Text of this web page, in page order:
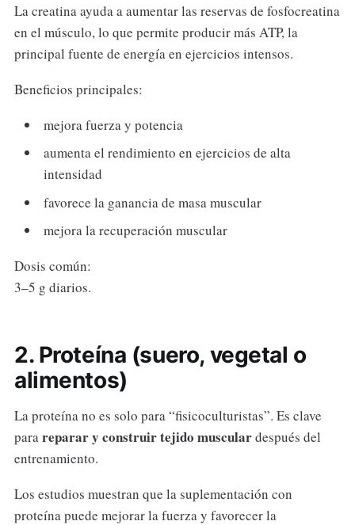
La creatina ayuda a aumentar las reservas de fosfocreatina
en el músculo, lo que permite producir más ATP, la
principal fuente de energía en ejercicios intensos.
Beneficios principales:
mejora fuerza y potencia
aumenta el rendimiento en ejercicios de alta
intensidad
favorece la ganancia de masa muscular
mejora la recuperación muscular
Dosis común:
3–5 g diarios.
2. Proteína (suero, vegetal o
alimentos)
La proteína no es solo para “fisicoculturistas”. Es clave
parareparar y construir tejido musculardespués del
entrenamiento.
Los estudios muestran que la suplementación con
proteína puede mejorar la fuerza y favorecer la